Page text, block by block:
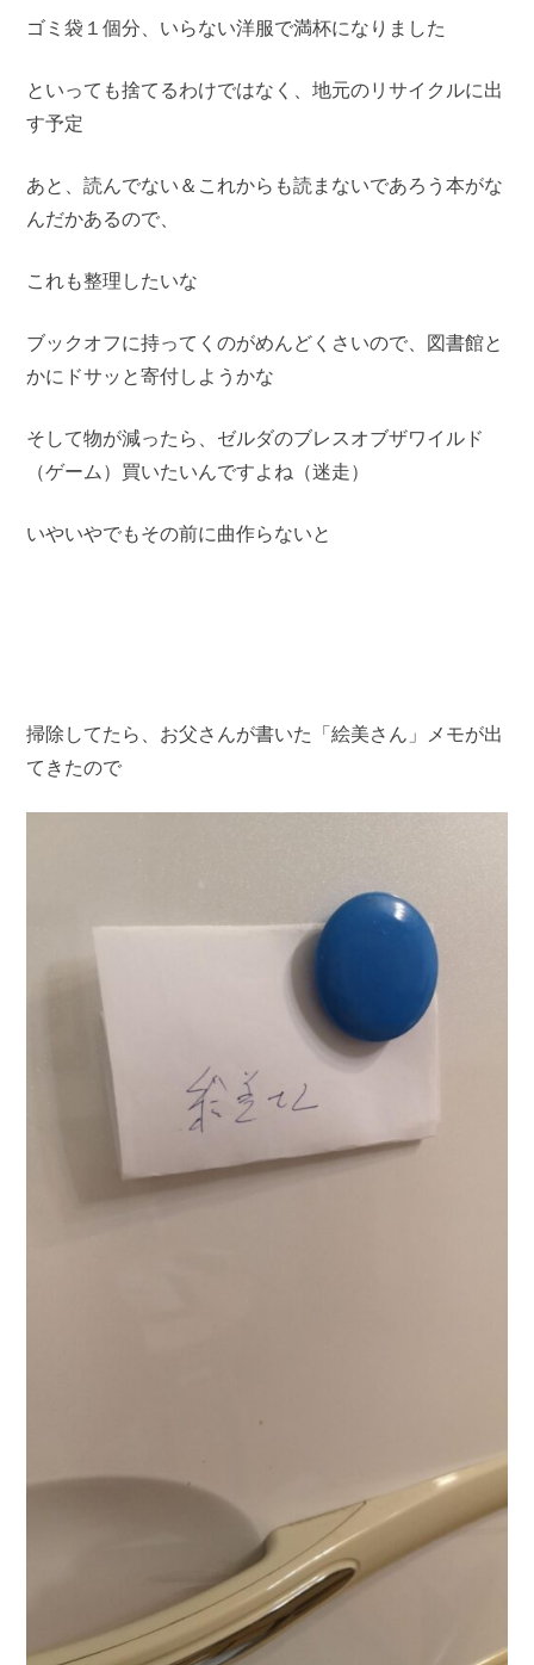
ゴミ袋１個分、いらない洋服で満杯になりました
といっても捨てるわけではなく、地元のリサイクルに出
す予定
あと、読んでない＆これからも読まないであろう本がな
んだかあるので、
これも整理したいな
ブックオフに持ってくのがめんどくさいので、図書館と
かにドサッと寄付しようかな
そして物が減ったら、ゼルダのブレスオブザワイルド
（ゲーム）買いたいんですよね（迷走）
いやいやでもその前に曲作らないと
掃除してたら、お父さんが書いた「絵美さん」メモが出
てきたので